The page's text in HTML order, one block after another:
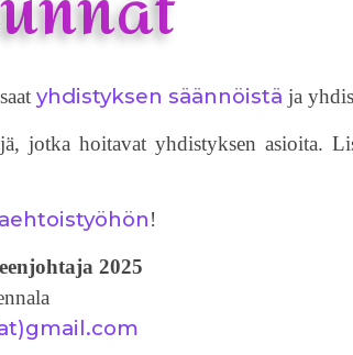
yhdistyksen säännöistä ja
jotka hoitavat yhdistyksen asioita.
!
2025